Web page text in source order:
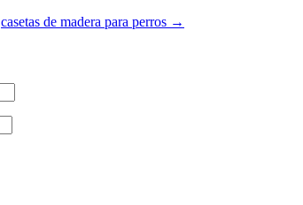
casetas de madera para perros →